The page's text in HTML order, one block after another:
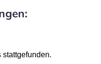
stattgefunden.